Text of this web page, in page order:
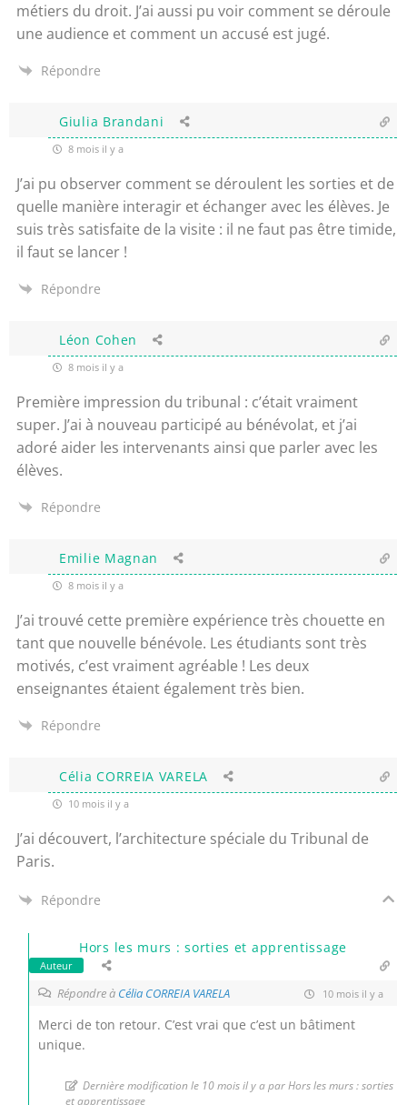
métiers du droit. J’ai aussi pu voir comment se déroule
une audience et comment un accusé est jugé.
Répondre
Giulia Brandani
8 mois il y a
J’ai pu observer comment se déroulent les sorties et de
quelle manière interagir et échanger avec les élèves. Je
suis très satisfaite de la visite : il ne faut pas être timide,
il faut se lancer !
Répondre
Léon Cohen
8 mois il y a
Première impression du tribunal : c’était vraiment
super. J’ai à nouveau participé au bénévolat, et j’ai
adoré aider les intervenants ainsi que parler avec les
élèves.
Répondre
Emilie Magnan
8 mois il y a
J’ai trouvé cette première expérience très chouette en
tant que nouvelle bénévole. Les étudiants sont très
motivés, c’est vraiment agréable ! Les deux
enseignantes étaient également très bien.
Répondre
Célia CORREIA VARELA
10 mois il y a
J’ai découvert, l’architecture spéciale du Tribunal de
Paris.
Répondre
Hors les murs : sorties et apprentissage
Auteur
Répondre à Célia CORREIA VARELA 10 mois il y a
Merci de ton retour. C’est vrai que c’est un bâtiment
unique.
Dernière modification le 10 mois il y a par Hors les murs : sorties
et apprentissage